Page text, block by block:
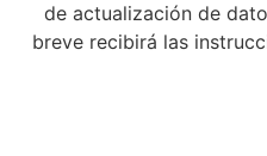
de actualización de
breve recibirá las